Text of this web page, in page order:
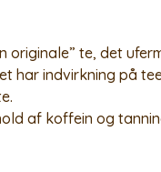
originale” te, det
har indvirkning på
af koffein og